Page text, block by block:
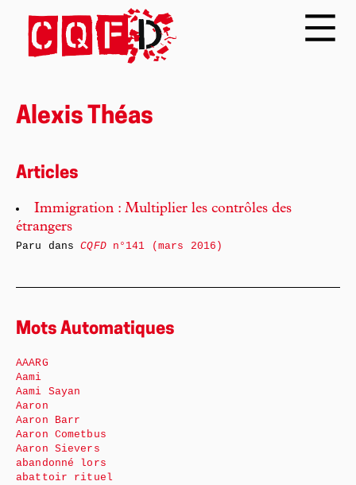
Alexis Théas
Articles
Immigration : Multiplier les contrôles des
étrangers
Paru dansCQFDn°141 (mars 2016)
Mots Automatiques
AAARG
Aami
Aami Sayan
Aaron
Aaron Barr
Aaron Cometbus
Aaron Sievers
abandonné lors
abattoir rituel